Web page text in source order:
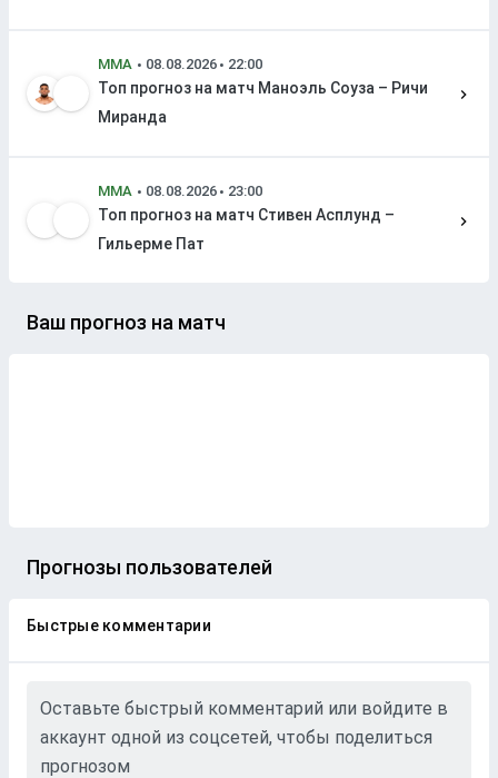
MMA
Топ прогноз на матч Маноэль Соуза – Ричи
Миранда
MMA
Топ прогноз на матч Стивен Асплунд –
Гильерме Пат
Ваш прогноз на матч
Прогнозы пользователей
Быстрые комментарии
Оставьте быстрый комментарий или войдите в
аккаунт одной из соцсетей, чтобы поделиться
прогнозом